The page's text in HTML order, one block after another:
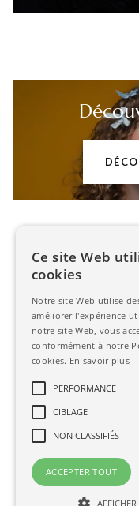
LE STUDIO
PHOTOS
BLOG
151 b chemin du
Ce site Web
cookies
Notre site Web utilise
améliorer l'expérience
notre site Web, vous
conformément à notre
cookies. En savoir plus
PERFORMANCE
CIBLAGE
NON CLASSIFIÉS
ACCEPTER TOUT